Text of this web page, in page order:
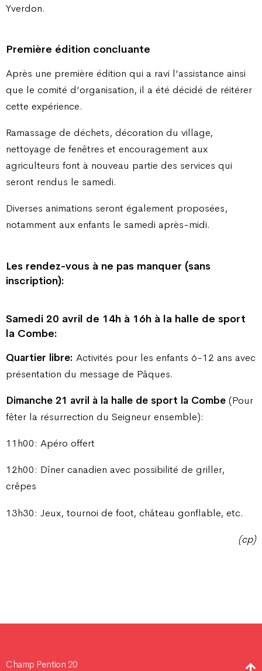
Yverdon.
Première édition concluante
Après une première édition qui a ravi l’assistance ainsi
que le comité d’organisation, il a été décidé de réitérer
cette expérience.
Ramassage de déchets, décoration du village,
nettoyage de fenêtres et encouragement aux
agriculteurs font à nouveau partie des services qui
seront rendus le samedi.
Diverses animations seront également proposées,
notamment aux enfants le samedi après-midi.
Les rendez-vous à ne pas manquer (sans
inscription):
Samedi 20 avril de 14h à 16h à la halle de sport
la Combe:
Quartier libre: Activités pour les enfants 6-12 ans avec
présentation du message de Pâques.
Dimanche 21 avril à la halle de sport la Combe (Pour
fêter la résurrection du Seigneur ensemble):
11h00: Apéro offert
12h00: Dîner canadien avec possibilité de griller,
crêpes
13h30: Jeux, tournoi de foot, château gonflable, etc.
(cp)
Champ Pention 20